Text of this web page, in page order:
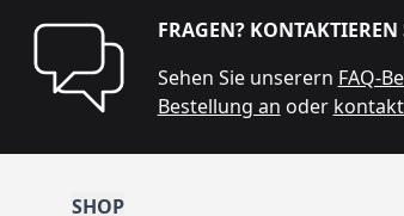
FRAGEN? KONTAKTIEREN
Sehen Sie unserern FAQ-
Bestellung an oder
SHOP